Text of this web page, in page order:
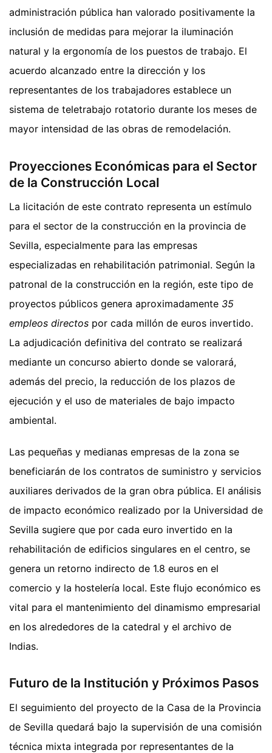
administración pública han valorado positivamente la
inclusión de medidas para mejorar la iluminación
natural y la ergonomía de los puestos de trabajo. El
acuerdo alcanzado entre la dirección y los
representantes de los trabajadores establece un
sistema de teletrabajo rotatorio durante los meses de
mayor intensidad de las obras de remodelación.
Proyecciones Económicas para el Sector
de la Construcción Local
La licitación de este contrato representa un estímulo
para el sector de la construcción en la provincia de
Sevilla, especialmente para las empresas
especializadas en rehabilitación patrimonial. Según la
patronal de la construcción en la región, este tipo de
proyectos públicos genera aproximadamente 35
empleos directos por cada millón de euros invertido.
La adjudicación definitiva del contrato se realizará
mediante un concurso abierto donde se valorará,
además del precio, la reducción de los plazos de
ejecución y el uso de materiales de bajo impacto
ambiental.
Las pequeñas y medianas empresas de la zona se
beneficiarán de los contratos de suministro y servicios
auxiliares derivados de la gran obra pública. El análisis
de impacto económico realizado por la Universidad de
Sevilla sugiere que por cada euro invertido en la
rehabilitación de edificios singulares en el centro, se
genera un retorno indirecto de 1.8 euros en el
comercio y la hostelería local. Este flujo económico es
vital para el mantenimiento del dinamismo empresarial
en los alrededores de la catedral y el archivo de
Indias.
Futuro de la Institución y Próximos Pasos
El seguimiento del proyecto de la Casa de la Provincia
de Sevilla quedará bajo la supervisión de una comisión
técnica mixta integrada por representantes de la